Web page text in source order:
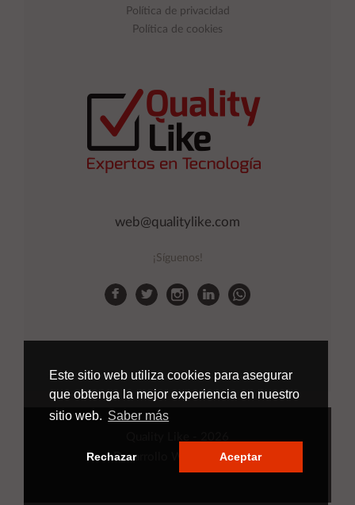
Este sitio web utiliza cookies para asegurar
que obtenga la mejor experiencia en nuestro
sitio web. Saber más
Rechazar Aceptar
web@qualitylike.com
¡Síguenos!
Política de privacidad
Política de cookies
Desarrollo Web
Applinet